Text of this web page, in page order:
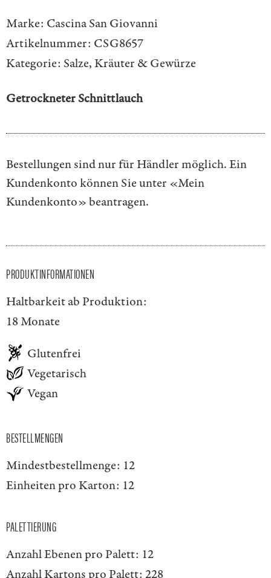
Marke: Cascina San Giovanni
Artikelnummer: CSG8657
Kategorie: Salze, Kräuter & Gewürze
Getrockneter Schnittlauch
Bestellungen sind nur für Händler möglich. Ein
Kundenkonto können Sie unter «Mein
Kundenkonto»beantragen.
PRODUKTINFORMATIONEN
Haltbarkeit ab Produktion:
18 Monate
Glutenfrei
Vegetarisch
Vegan
BESTELLMENGEN
Mindestbestellmenge: 12
Einheiten pro Karton: 12
PALETTIERUNG
Anzahl Ebenen pro Palett: 12
Anzahl Kartons pro Palett: 228